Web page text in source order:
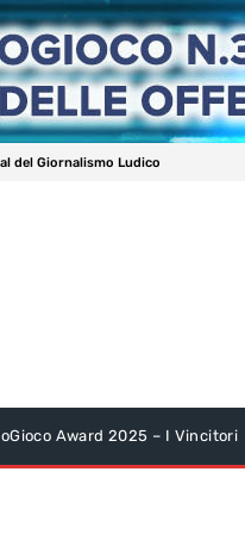
del Giornalismo Ludico
Award 2025 – I Vincitori